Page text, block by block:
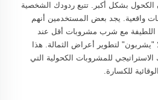
الكحول بشكل أكبر. تتبع ردودك الشخصية
واقعية. يجد بعض المستخدمين أنهم
مع شرب مشروبات أقل عند
"يشربون" لتطوير أعراض الثمالة. هذا
للمشروبات الكحولية التي
للكسارة.